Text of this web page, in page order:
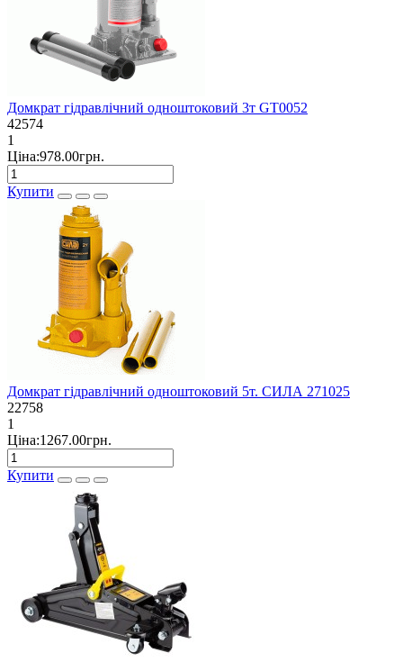
Домкрат гідравлічний одноштоковий 3т GT0052
42574
1
Ціна:978.00грн.
Купити
Домкрат гідравлічний одноштоковий 5т. СИЛА 271025
22758
1
Ціна:1267.00грн.
Купити